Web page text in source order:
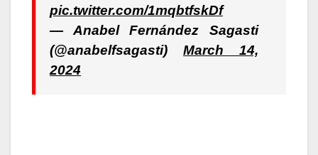
pic.twitter.com/1mqbtfskDf
— Anabel Fernández Sagasti
(@anabelfsagasti) March 14,
2024